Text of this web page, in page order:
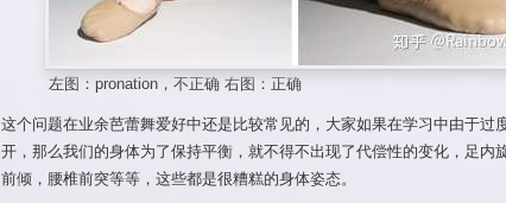
左图：pronation，不正确 右图：正确
这个问题在业余芭蕾舞爱好中还是比较常见的，大家如果在学习中由于过
开，那么我们的身体为了保持平衡，就不得不出现了代偿性的变化，足内
前倾，腰椎前突等等，这些都是很糟糕的身体姿态。